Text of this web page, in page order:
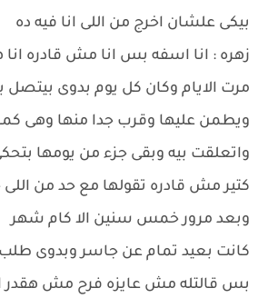
بيكى علشان اخرج من اللى انا فيه ده
زهره : انا اسفه بس انا مش قادره
مرت الايام وكان كل يوم بدوى بيتصل
ويطمن عليها وقرب جدا منها وهى
واتعلقت بيه وبقى جزء من يومها
كتير مش قادره تقولها مع حد من اللى
وبعد مرور خمس سنين الا كام شهر
كانت بعيد تمام عن جاسر وبدوى طلب
بس قالتله مش عايزه فرح مش هقدر